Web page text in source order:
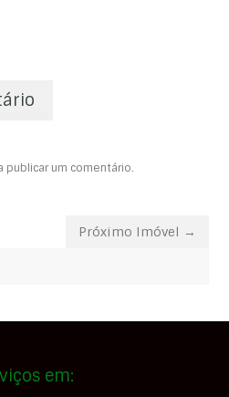
publicar um comentário.
Próximo Imóvel →
em: